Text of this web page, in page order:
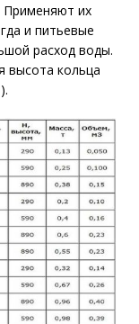
Применяют их
и питьевые
расход воды.
высота кольца